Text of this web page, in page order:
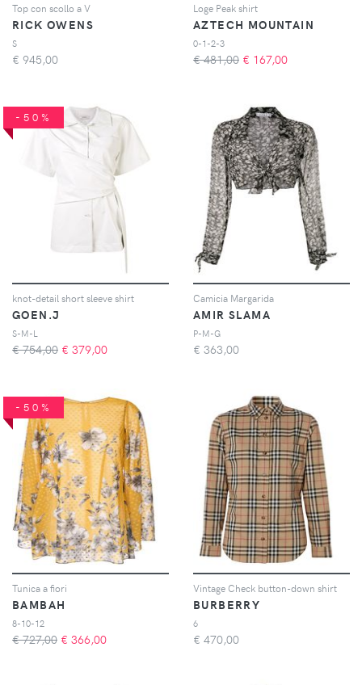
Top con scollo a V
RICK OWENS
S
€ 945,00
Loge Peak shirt
AZTECH MOUNTAIN
0-1-2-3
€ 481,00 € 167,00
-50%
knot-detail short sleeve shirt
GOEN.J
S-M-L
€ 754,00 € 379,00
Camicia Margarida
AMIR SLAMA
P-M-G
€ 363,00
-50%
Tunica a fiori
BAMBAH
8-10-12
€ 727,00 € 366,00
Vintage Check button-down shirt
BURBERRY
6
€ 470,00